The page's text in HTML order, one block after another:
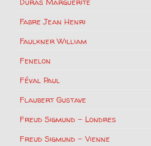
Fabre Jean Henri
Faulkner William
Fenelon
Féval Paul
Flaubert Gustave
Freud Sigmund – Londres
Freud Sigmund – Vienne